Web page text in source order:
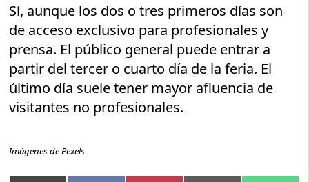
Sí, aunque los dos o tres primeros días son
de acceso exclusivo para profesionales y
prensa. El público general puede entrar a
partir del tercer o cuarto día de la feria. El
último día suele tener mayor afluencia de
visitantes no profesionales.
Imágenes de Pexels